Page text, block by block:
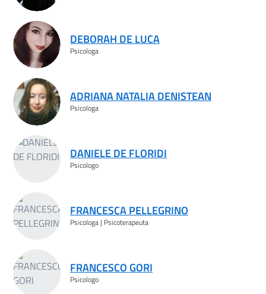
DEBORAH DE LUCA
Psicologa
ADRIANA NATALIA DENISTEAN
Psicologa
DANIELE DE FLORIDI
Psicologo
FRANCESCA PELLEGRINO
Psicologa | Psicoterapeuta
FRANCESCO GORI
Psicologo